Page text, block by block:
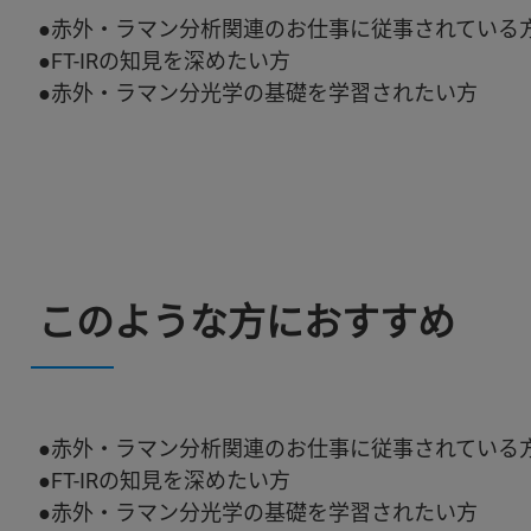
●赤外・ラマン分析関連のお仕事に従事されている
●FT-IRの知見を深めたい方
●赤外・ラマン分光学の基礎を学習されたい方
このような方におすすめ
●赤外・ラマン分析関連のお仕事に従事されている
●FT-IRの知見を深めたい方
●赤外・ラマン分光学の基礎を学習されたい方